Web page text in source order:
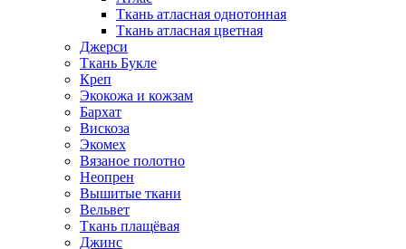
Ткань атласная однотонная
Ткань атласная цветная
Джерси
Ткань Букле
Креп
Экокожа и кожзам
Бархат
Вискоза
Экомех
Вязаное полотно
Неопрен
Вышитые ткани
Вельвет
Ткань плащёвая
Джинс